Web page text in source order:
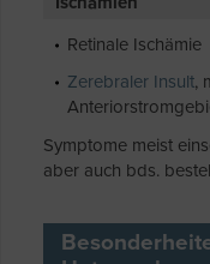
Retinale Ischämie
Zerebraler Insult,
Symptome meist
aber auch bds.